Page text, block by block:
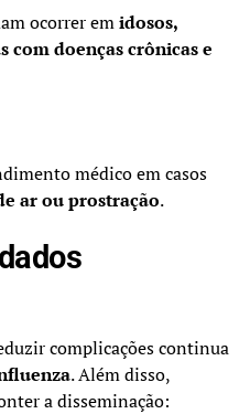
ocorrer emidosos,
com doenças crônicas e
médico em casos
ar ou prostração.
complicações continua
. Além disso,
a disseminação: